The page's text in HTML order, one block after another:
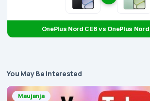
OnePlus Nord CE6 vs OnePlus
You May Be Interested
Maujanja